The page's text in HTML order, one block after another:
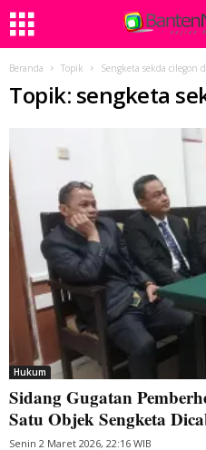
Beranda Topik Sengketa sekda cilegon
Topik: sengketa
Hukum
Sidang Gugatan
Satu Objek Sengketa
Senin 2 Maret 2026, 22:16 WIB